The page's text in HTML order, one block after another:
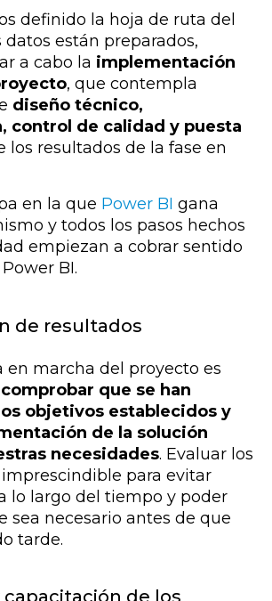
definido la hoja de ruta del
datos están preparados,
a cabo la implementación
, que contempla
diseño técnico,
control de calidad y puesta
los resultados de la fase en
en la que Power BI gana
y todos los pasos hechos
empiezan a cobrar sentido
BI.
de resultados
en marcha del proyecto es
comprobar que se han
objetivos establecidos y
de la solución
necesidades. Evaluar los
para evitar
lo largo del tiempo y poder
sea necesario antes de que
tarde.